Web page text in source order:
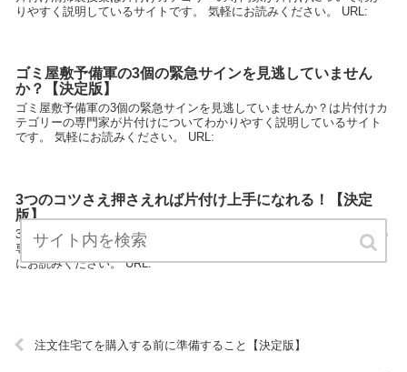
りやすく説明しているサイトです。 気軽にお読みください。 URL:
ゴミ屋敷予備軍の3個の緊急サインを見逃していません
か？【決定版】
ゴミ屋敷予備軍の3個の緊急サインを見逃していませんか？は片付けカ
テゴリーの専門家が片付けについてわかりやすく説明しているサイト
です。 気軽にお読みください。 URL:
3つのコツさえ押さえれば片付け上手になれる！【決定
版】
3つのコツさえ押さえれば片付け上手になれる！は片付けカテゴリーの
専門家が片付けについてわかりやすく説明しているサイトです。 気軽
にお読みください。 URL:
注文住宅てを購入する前に準備すること【決定版】